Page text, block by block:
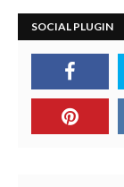
SOCIAL PLUGIN